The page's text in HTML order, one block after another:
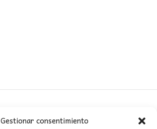
Gestionar consentimiento